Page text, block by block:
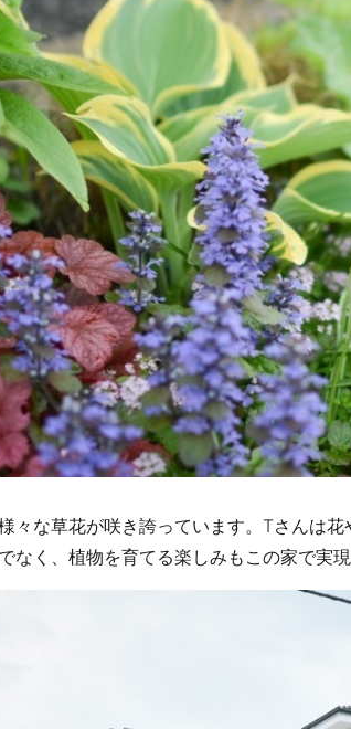
々な草花が咲き誇っています。Tさんは
なく、植物を育てる楽しみもこの家で実現